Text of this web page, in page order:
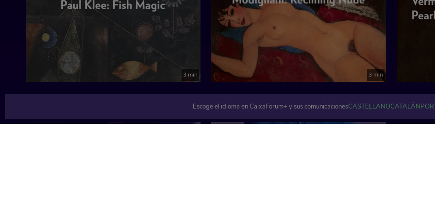
3 min 3 min
Escoge el idioma en CaixaForum+ y sus comunicacionesCASTELLANOCATALÁN